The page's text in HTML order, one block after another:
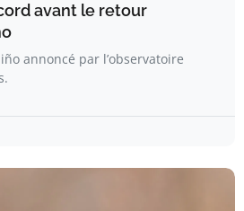
avant le retour
annoncé par l’observatoire